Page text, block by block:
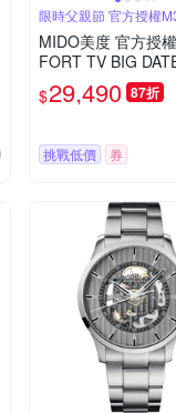
限時父親節 官方授權
MIDO美度 官方授
FORT TV BIG
列 TV大日期窗 機械
親節 禮物 推薦
$29,490 87折
挑戰低價 券